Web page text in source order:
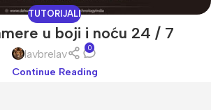
TUTORIJALI
u boji i noću 24 / 7
lavbrelav 0
Continue Reading